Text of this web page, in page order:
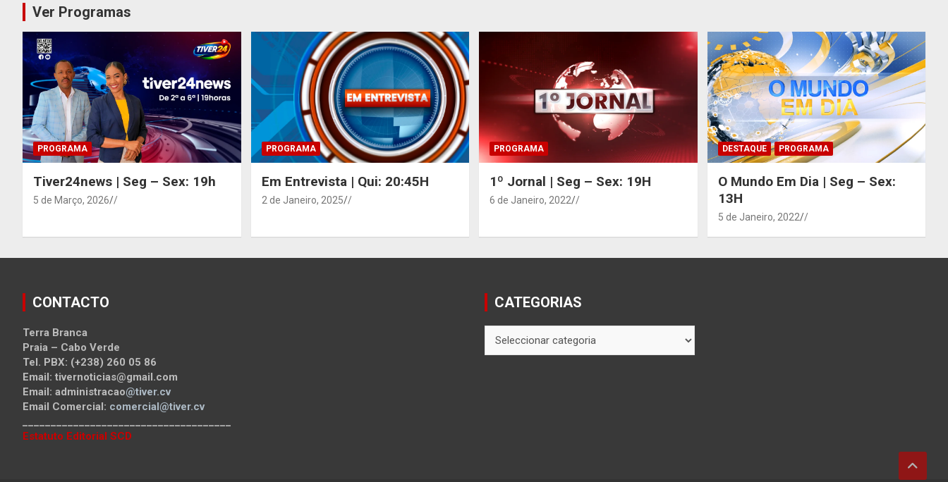
Ver Programas
PROGRAMA
Tiver24news | Seg – Sex: 19h
5 de Março, 2026 /
PROGRAMA
Em Entrevista | Qui: 20:45H
2 de Janeiro, 2025 /
PROGRAMA
1º Jornal | Seg – Sex: 19H
6 de Janeiro, 2022 /
DESTAQUE PROGRAMA
O Mundo Em Dia | Seg – Sex:
13H
5 de Janeiro, 2022 /
CONTACTO
Terra Branca
Praia – Cabo Verde
Tel. PBX: (+238) 260 05 86
Email: tivernoticias@gmail.com
Email: administracao@tiver.cv
Email Comercial: comercial@tiver.cv
Estatuto Editorial SCD
CATEGORIAS